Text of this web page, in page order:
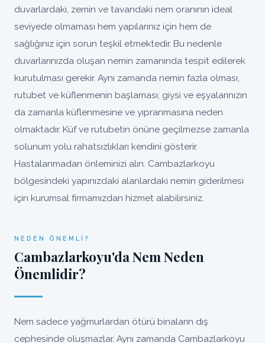
duvarlardaki, zemin ve tavandaki nem oranının ideal
seviyede olmaması hem yapılarınız için hem de
sağlığınız için sorun teşkil etmektedir. Bu nedenle
duvarlarınızda oluşan nemin zamanında tespit edilerek
kurutulması gerekir. Aynı zamanda nemin fazla olması,
rutubet ve küflenmenin başlaması; giysi ve eşyalarınızın
da zamanla küflenmesine ve yıpranmasına neden
olmaktadır. Küf ve rutubetin önüne geçilmezse zamanla
solunum yolu rahatsızlıkları kendini gösterir.
Hastalanmadan önleminizi alın. Cambazlarkoyu
bölgesindeki yapınızdaki alanlardaki nemin giderilmesi
için kurumsal firmamızdan hizmet alabilirsiniz.
NEDEN ÖNEMLI?
Cambazlarkoyu'da Nem Neden
Önemlidir?
Nem sadece yağmurlardan ötürü binaların dış
cephesinde oluşmazlar. Aynı zamanda Cambazlarkoyu